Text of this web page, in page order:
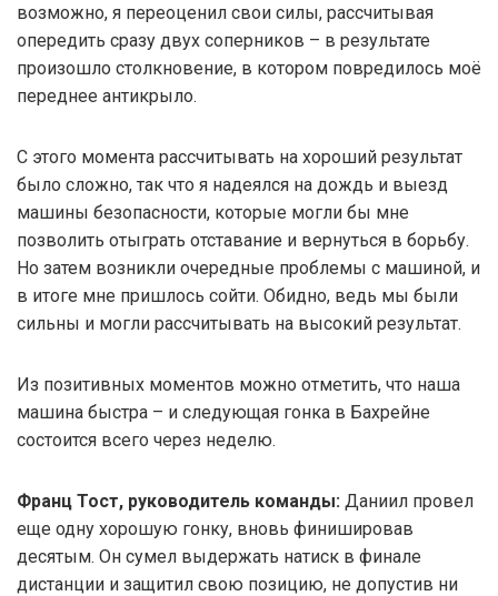
возможно, я переоценил свои силы, рассчитывая
опередить сразу двух соперников – в результате
произошло столкновение, в котором повредилось моё
переднее антикрыло.
С этого момента рассчитывать на хороший результат
было сложно, так что я надеялся на дождь и выезд
машины безопасности, которые могли бы мне
позволить отыграть отставание и вернуться в борьбу.
Но затем возникли очередные проблемы с машиной, и
в итоге мне пришлось сойти. Обидно, ведь мы были
сильны и могли рассчитывать на высокий результат.
Из позитивных моментов можно отметить, что наша
машина быстра – и следующая гонка в Бахрейне
состоится всего через неделю.
Франц Тост, руководитель команды: Даниил провел
еще одну хорошую гонку, вновь финишировав
десятым. Он сумел выдержать натиск в финале
дистанции и защитил свою позицию, не допустив ни